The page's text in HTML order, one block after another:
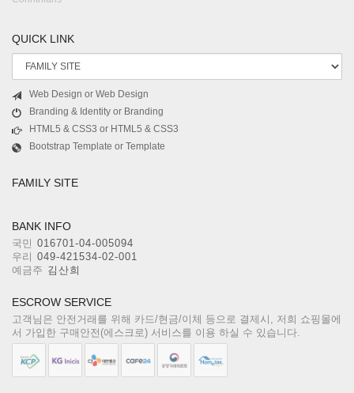
QUICK LINK
Web Design or Web Design
Branding & Identity or Branding
HTML5 & CSS3 or HTML5 & CSS3
Bootstrap Template or Template
FAMILY SITE
BANK INFO
국민 016701-04-005094
우리
049-421534-02-001
예금주 김산희
ESCROW SERVICE
고객님은 안전거래를 위해 카드/현금/이체 등으로 결제시, 저희 쇼핑몰에
서 가입한 구매안전(에스크로) 서비스를 이용 하실 수 있습니다.